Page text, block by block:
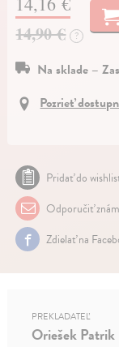
14,90 € ?
Na sklade –
Pozrieť
Pridať do
Odporučiť
Zdielať na
PREKLADATEĽ
Oriešek Patrik